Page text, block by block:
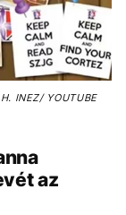
INEZ/ YOUTUBE
az